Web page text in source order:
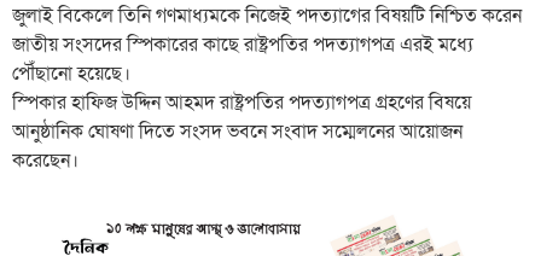
জুলাই বিকেলে তিনি গণমাধ্যমকে নিজেই পদত্যাগের বিষয়টি নিশ্চিত করেন
জাতীয় সংসদের স্পিকারের কাছে রাষ্ট্রপতির পদত্যাগপত্র এরই মধ্যে
পৌঁছানো হয়েছে।
স্পিকার হাফিজ উদ্দিন আহমদ রাষ্ট্রপতির পদত্যাগপত্র গ্রহণের বিষয়ে
আনুষ্ঠানিক ঘোষণা দিতে সংসদ ভবনে সংবাদ সম্মেলনের আয়োজন
করেছেন।